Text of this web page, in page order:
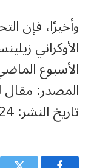
وأخيرًا، فإن
الأوكراني
الأسبوع
المصدر:
تاريخ النشر: 13/08/2024